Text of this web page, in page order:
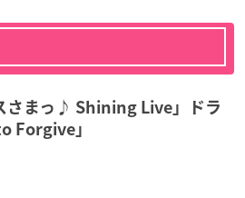
さまっ♪ Shining Live」ドラ
Forgive」